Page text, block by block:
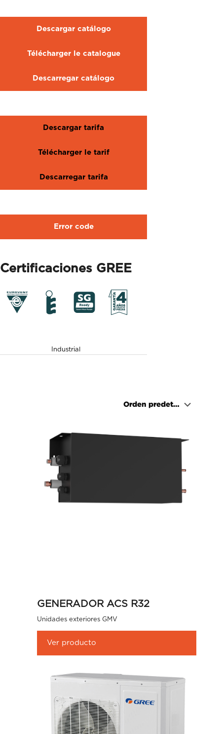
Descargar catálogo
Télécharger le catalogue
Descarregar catálogo
Descargar tarifa
Télécharger le tarif
Descarregar tarifa
Error code
Certificaciones GREE
Industrial
GENERADOR ACS R32
Unidades exteriores GMV
Ver producto